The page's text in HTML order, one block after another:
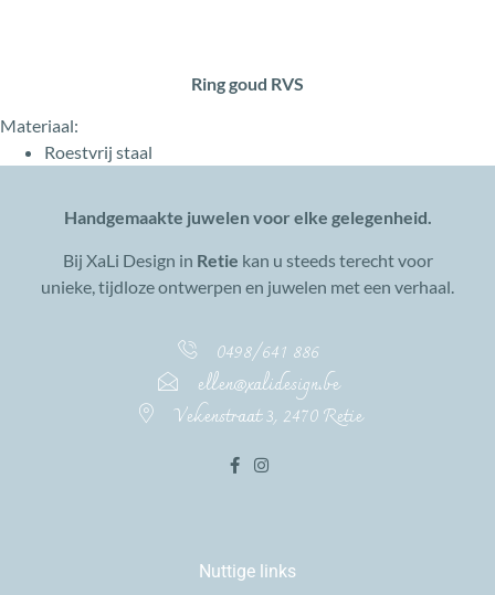
Ring goud RVS
Materiaal:
Roestvrij staal
Handgemaakte juwelen voor elke gelegenheid.
Bij XaLi Design in Retie kan u steeds terecht voor
unieke, tijdloze ontwerpen en juwelen met een verhaal.
0498/641 886
ellen@xalidesign.be
Vekenstraat 3, 2470 Retie
Nuttige links